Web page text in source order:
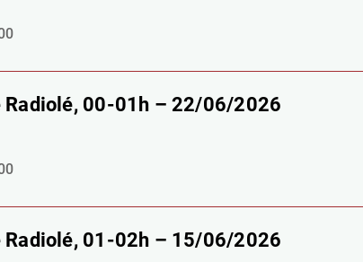
Radiolé, 00-01h – 22/06/2026
Radiolé, 01-02h – 15/06/2026